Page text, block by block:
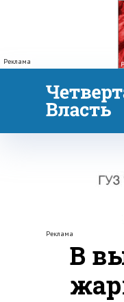
Реклама
Реклама
В